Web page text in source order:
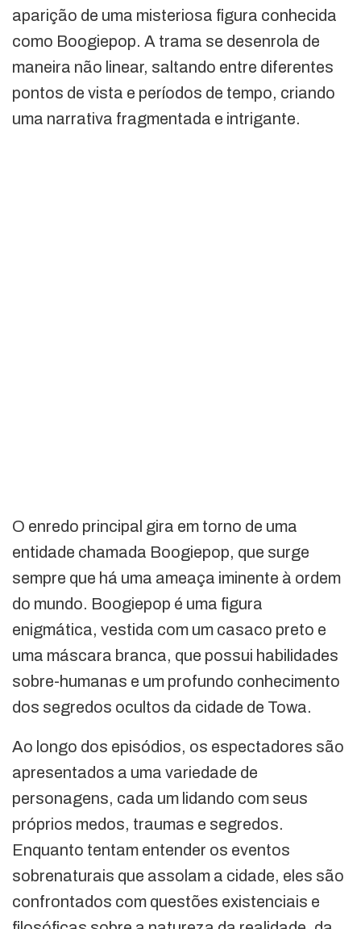
aparição de uma misteriosa figura conhecida
como Boogiepop. A trama se desenrola de
maneira não linear, saltando entre diferentes
pontos de vista e períodos de tempo, criando
uma narrativa fragmentada e intrigante.
O enredo principal gira em torno de uma
entidade chamada Boogiepop, que surge
sempre que há uma ameaça iminente à ordem
do mundo. Boogiepop é uma figura
enigmática, vestida com um casaco preto e
uma máscara branca, que possui habilidades
sobre-humanas e um profundo conhecimento
dos segredos ocultos da cidade de Towa.
Ao longo dos episódios, os espectadores são
apresentados a uma variedade de
personagens, cada um lidando com seus
próprios medos, traumas e segredos.
Enquanto tentam entender os eventos
sobrenaturais que assolam a cidade, eles são
confrontados com questões existenciais e